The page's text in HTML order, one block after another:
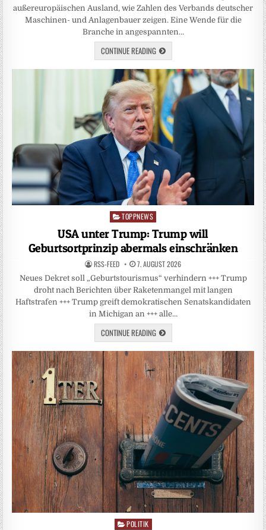
außereuropäischen Ausland, wie Zahlen des Verbands deutscher
Maschinen- und Anlagenbauer zeigen. Eine Wende für die
Branche in angespannten…
CONTINUE READING
Posted
in
TOPPNEWS
USA unter Trump: Trump will
Geburtsortprinzip abermals einschränken
RSS-FEED 7. AUGUST 2026
Neues Dekret soll „Geburtstourismus“ verhindern +++ Trump
droht nach Berichten über Raketenmangel mit langen
Haftstrafen +++ Trump greift demokratischen Senatskandidaten
in Michigan an +++ alle…
CONTINUE READING
Posted
POLITIK